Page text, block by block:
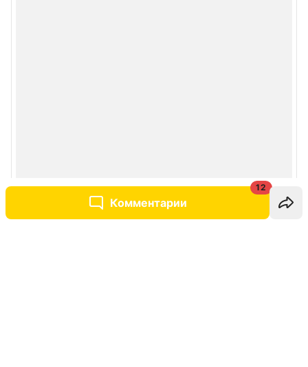
Комментарии
12